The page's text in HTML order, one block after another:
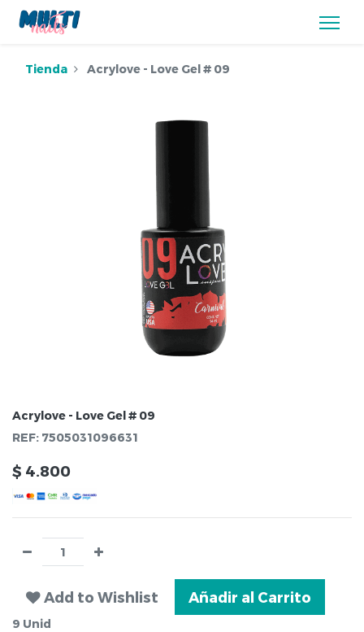
Tienda Acrylove - Love Gel # 09
Acrylove - Love Gel # 09
REF: 7505031096631
$ 4.800
Add to Wishlist Añadir al Carrito
9 Unid